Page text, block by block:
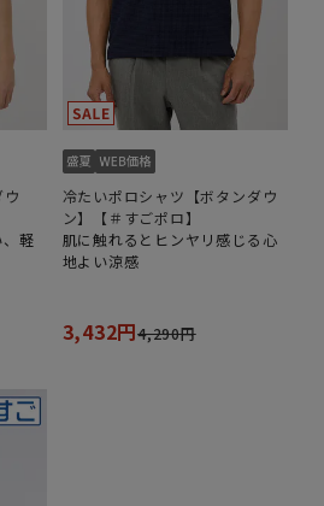
軽
冷たいポロシャツ【ボタンダウ
ン】【＃すごポロ】
肌に触れるとヒンヤリ感じる心
地よい涼感
3,432円4,290円